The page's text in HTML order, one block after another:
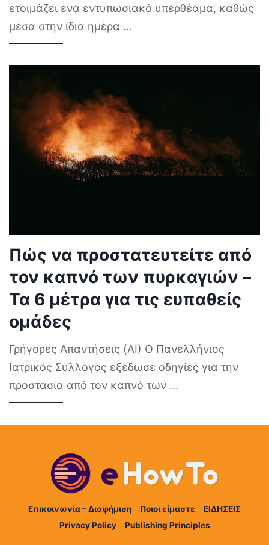
ετοιμάζει ένα εντυπωσιακό υπερθέαμα, καθώς
μέσα στην ίδια ημέρα ...
Πώς να προστατευτείτε από
τον καπνό των πυρκαγιών –
Τα 6 μέτρα για τις ευπαθείς
ομάδες
Γρήγορες Απαντήσεις (AI) Ο Πανελλήνιος
Ιατρικός Σύλλογος εξέδωσε οδηγίες για την
προστασία από τον καπνό των ...
Επικοινωνία – Διαφήμιση Ποιοι είμαστε
ΕΙΔΗΣΕΙΣ
Privacy Policy
Publishing Principles